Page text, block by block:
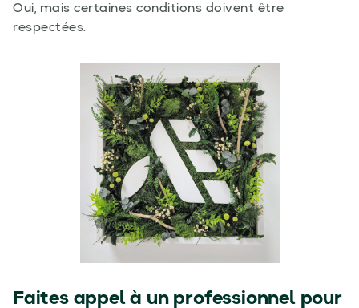
Oui, mais certaines conditions doivent être
respectées.
Faites appel à un professionnel pour